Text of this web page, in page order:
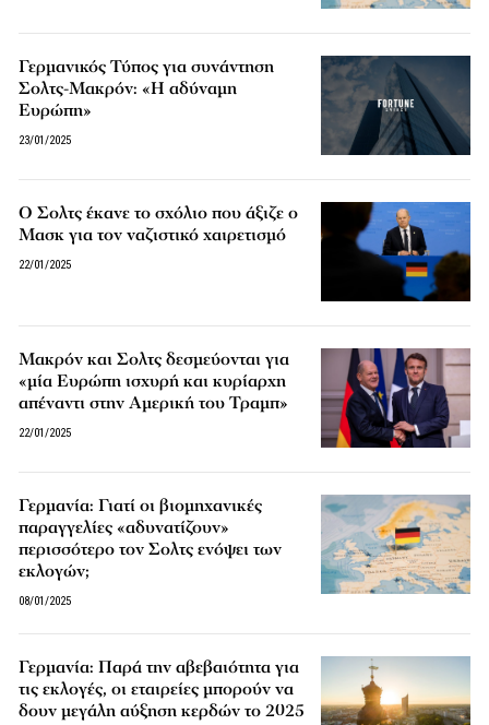
Γερμανικός Τύπος για συνάντηση
Σολτς-Μακρόν: «Η αδύναμη
Ευρώπη»
23/01/2025
Ο Σολτς έκανε το σχόλιο που άξιζε ο
Μασκ για τον ναζιστικό χαιρετισμό
22/01/2025
Μακρόν και Σολτς δεσμεύονται για
«μία Ευρώπη ισχυρή και κυρίαρχη
απέναντι στην Αμερική του Τραμπ»
22/01/2025
Γερμανία: Γιατί οι βιομηχανικές
παραγγελίες «αδυνατίζουν»
περισσότερο τον Σολτς ενόψει των
εκλογών;
08/01/2025
Γερμανία: Παρά την αβεβαιότητα για
τις εκλογές, οι εταιρείες μπορούν να
δουν μεγάλη αύξηση κερδών το 2025